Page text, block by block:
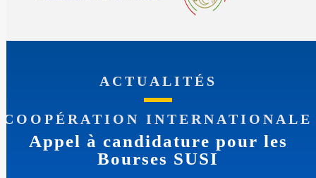
ACTUALITÉS
COOPÉRATION INTERNATIONALE
Appel à candidature pour les
Bourses SUSI